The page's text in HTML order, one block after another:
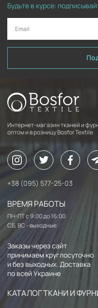
Будьте в курсе:
Интернет-магазин тканей и
оптом и в розницу Bosfor Textile
+38 (095) 577-25-03
ВРЕМЯ РАБОТЫ
ПН-ПТ с 9:00 до 16:00
СБ, ВС - выходные
Заказы через сайт
принимаем круглосуточно
и без выходных. Доставка
по всей Украине
КАТАЛОГ ТКАНИ И